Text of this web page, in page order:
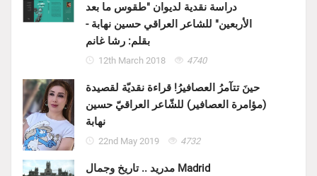
دراسة نقدية لديوان "طقوس ما بعد
الأربعين" للشاعر العراقي حسين نهابة -
بقلم: رشا غانم
12th March 2018 4740
حينَ تتآمرُ العصافيرُ! قراءة نقديّة لقصيدة
(مؤامرة العصافير) للشّاعر العراقيّ حسين
نهابة
22nd May 2019 4732
مدريد .. تاريخ وجمال Madrid